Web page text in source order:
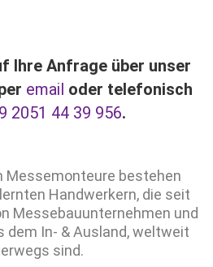
Ihre Anfrage über unser
email oder telefonisch
2051 44 39 956.
Messemonteure bestehen
Handwerkern, die seit
Messebauunternehmen und
dem In- & Ausland, weltweit
sind.